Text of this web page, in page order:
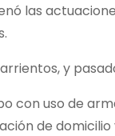
las
y
con uso de
de domicilio